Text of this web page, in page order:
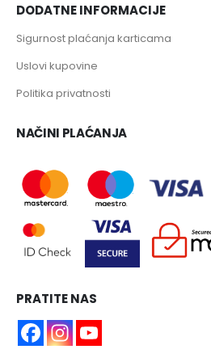
DODATNE INFORMACIJE
Sigurnost plaćanja karticama
Uslovi kupovine
Politika privatnosti
NAČINI PLAĆANJA
PRATITE NAS